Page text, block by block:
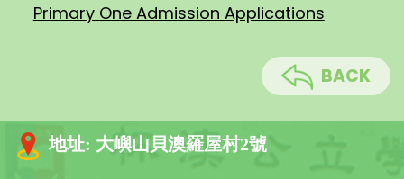
Primary One Admission Applications
BACK
地址: 大嶼山貝澳羅屋村2號